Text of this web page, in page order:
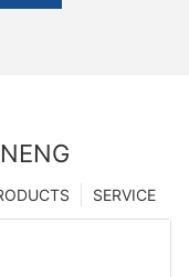
SERVICE